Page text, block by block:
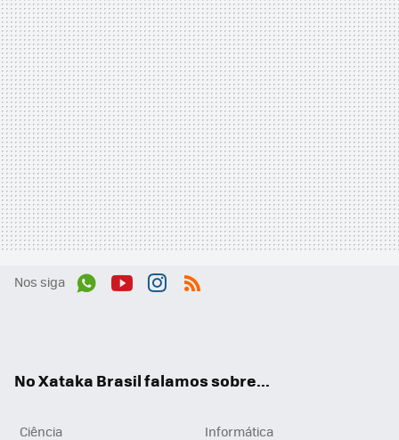
Nos siga
No Xataka Brasil falamos sobre...
Ciência
Informática